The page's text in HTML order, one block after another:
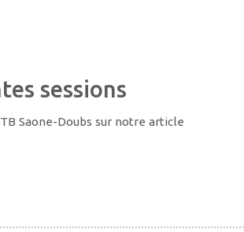
sessions
Saone-Doubs sur notre article